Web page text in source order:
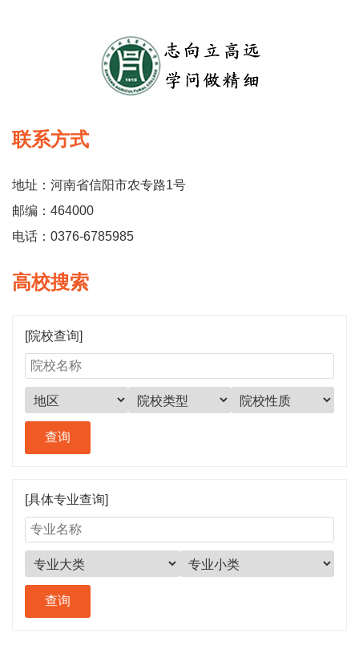
联系方式
地址：河南省信阳市农专路1号
邮编：464000
电话：0376-6785985
高校搜索
[院校查询]
[具体专业查询]